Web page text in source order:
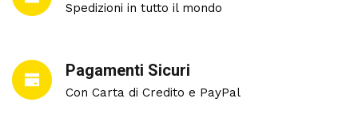
Spedizioni in tutto il mondo
Pagamenti Sicuri
Con Carta di Credito e PayPal